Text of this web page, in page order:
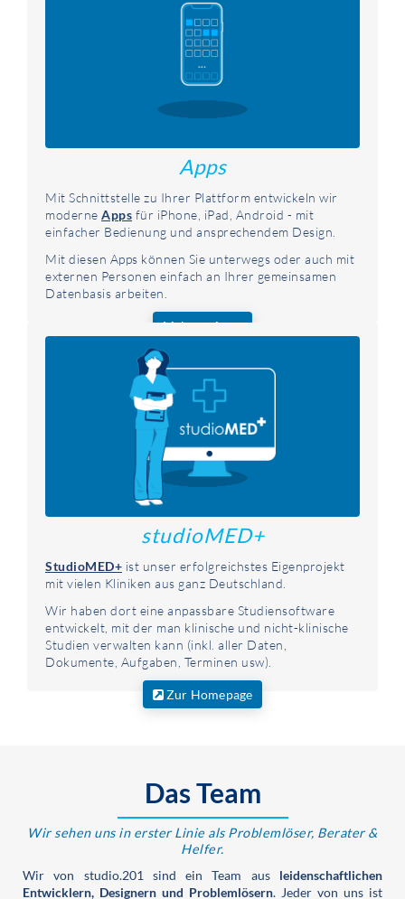
Apps
Mit Schnittstelle zu Ihrer Plattform entwickeln wir
moderne Apps für iPhone, iPad, Android - mit
einfacher Bedienung und ansprechendem Design.
Mit diesen Apps können Sie unterwegs oder auch mit
externen Personen einfach an Ihrer gemeinsamen
Datenbasis arbeiten.
Mehr zu Apps
studioMED+
StudioMED+ ist unser erfolgreichstes Eigenprojekt
mit vielen Kliniken aus ganz Deutschland.
Wir haben dort eine anpassbare Studiensoftware
entwickelt, mit der man klinische und nicht-klinische
Studien verwalten kann (inkl. aller Daten,
Dokumente, Aufgaben, Terminen usw).
Zur Homepage
Das Team
Wir sehen uns in erster Linie als Problemlöser, Berater &
Helfer.
Wir von studio.201 sind ein Team aus leidenschaftlichen
Entwicklern, Designern und Problemlösern. Jeder von uns ist